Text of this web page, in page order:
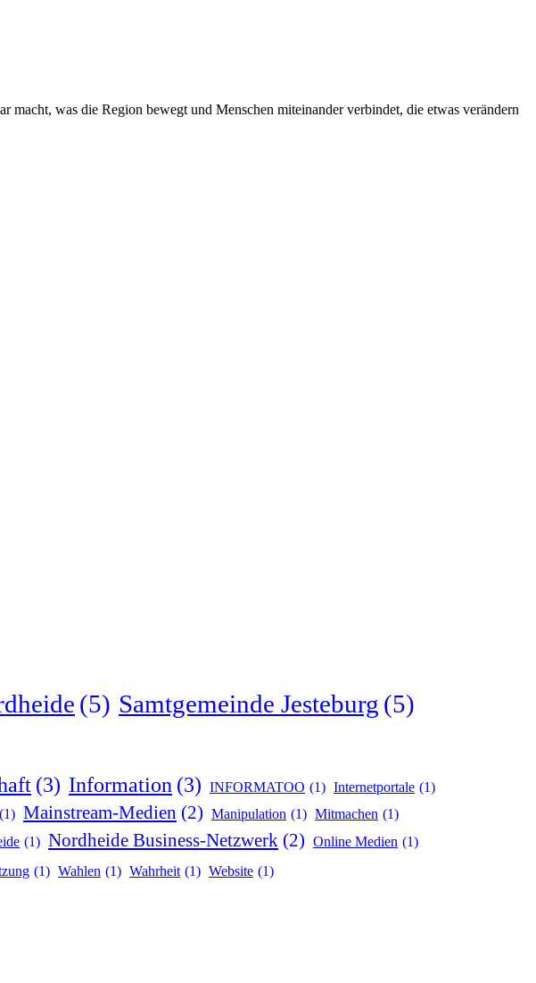
was die Region bewegt und Menschen miteinander verbindet, die etwas verändern
(5) Samtgemeinde Jesteburg (5)
(3) Information (3) INFORMATOO (1) Internetportale (1)
(1) Mainstream-Medien (2) Manipulation (1) Mitmachen (1)
(1) Nordheide Business-Netzwerk (2) Online Medien (1)
(1) Wahlen (1) Wahrheit (1) Website (1)